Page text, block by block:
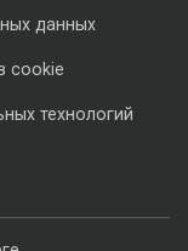
данных
cookie
технологий